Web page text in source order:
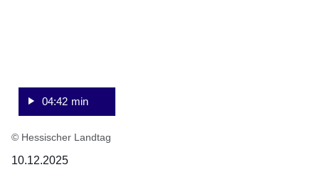
04:42 min
© Hessischer Landtag
10.12.2025